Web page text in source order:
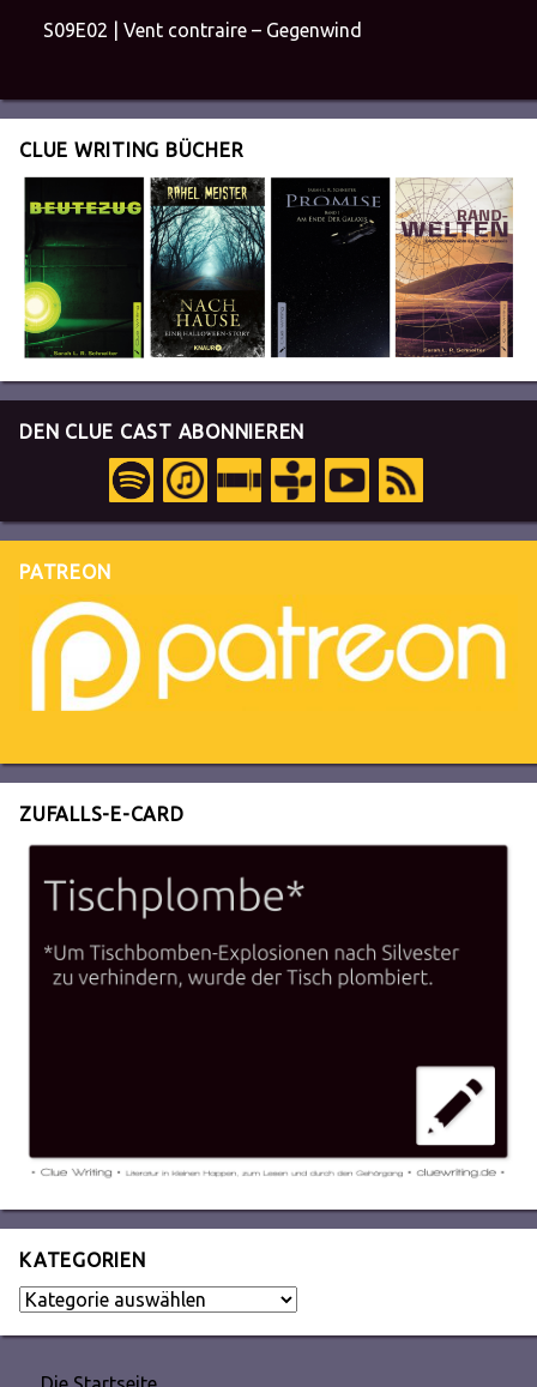
S09E02 | Vent contraire – Gegenwind
CLUE WRITING BÜCHER
DEN CLUE CAST ABONNIEREN
PATREON
ZUFALLS-E-CARD
KATEGORIEN
Kategorien